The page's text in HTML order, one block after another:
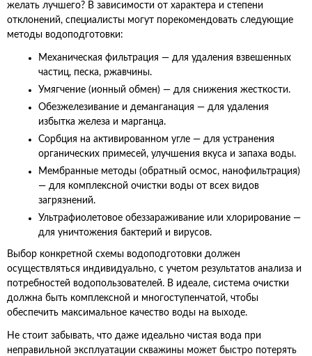
желать лучшего? В зависимости от характера и степени
отклонений, специалисты могут порекомендовать следующие
методы водоподготовки:
Механическая фильтрация — для удаления взвешенных
частиц, песка, ржавчины.
Умягчение (ионный обмен) — для снижения жесткости.
Обезжелезивание и деманганация — для удаления
избытка железа и марганца.
Сорбция на активированном угле — для устранения
органических примесей, улучшения вкуса и запаха воды.
Мембранные методы (обратный осмос, нанофильтрация)
— для комплексной очистки воды от всех видов
загрязнений.
Ультрафиолетовое обеззараживание или хлорирование —
для уничтожения бактерий и вирусов.
Выбор конкретной схемы водоподготовки должен
осуществляться индивидуально, с учетом результатов анализа и
потребностей водопользователей. В идеале, система очистки
должна быть комплексной и многоступенчатой, чтобы
обеспечить максимальное качество воды на выходе.
Не стоит забывать, что даже идеально чистая вода при
неправильной эксплуатации скважины может быстро потерять